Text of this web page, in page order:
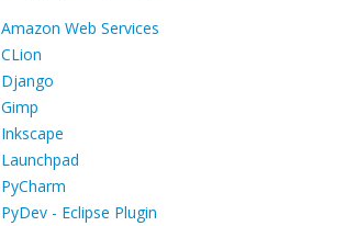
Amazon Web Services
CLion
Django
Gimp
Inkscape
Launchpad
PyCharm
PyDev - Eclipse Plugin